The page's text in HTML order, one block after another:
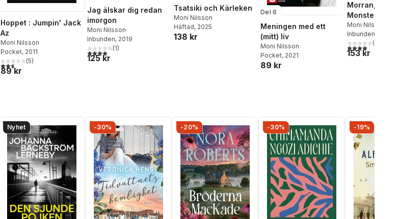
Hoppet : Jumpin' Jack
Az
Moni Nilsson
Pocket, 2011
2,6utav 5 stjärnor. Totalt antal röster:
(5)
89 kr
Jag älskar dig redan
imorgon
Moni Nilsson
Inbunden, 2019
4,0utav 5 stjärnor. Totalt antal röster:
(1)
125 kr
Tsatsiki och Kärleken
Moni Nilsson
Häftad, 2025
138 kr
Del 6
Meningen med ett
(mitt) liv
Moni Nilsson
Pocket, 2021
89 kr
Morran,
Moni Nilsson
Inbunden
4,0utav 5(
153 kr
Nyhet -30% -20% -30% -19%